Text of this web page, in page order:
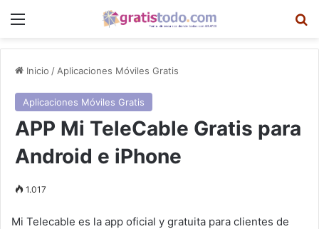
Menú
Inicio / Aplicaciones Móviles Gratis
Aplicaciones Móviles Gratis
APP Mi TeleCable Gratis para
Android e iPhone
1.017
Mi Telecable es la app oficial y gratuita para clientes de